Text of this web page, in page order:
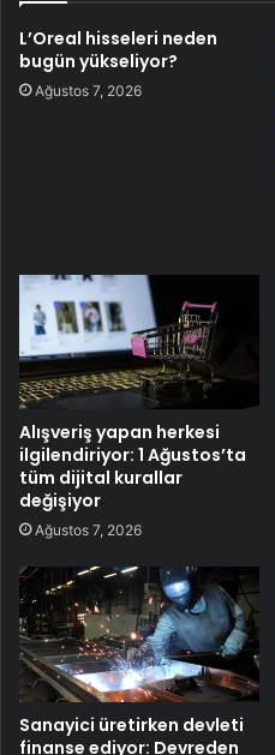
L’Oreal hisseleri neden
bugün yükseliyor?
Ağustos 7, 2026
Alışveriş yapan herkesi
ilgilendiriyor: 1 Ağustos’ta
tüm dijital kurallar
değişiyor
Ağustos 7, 2026
Sanayici üretirken devleti
finanse ediyor: Devreden